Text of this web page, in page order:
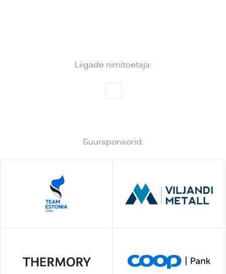
Liigade nimitoetaja:
Suursponsorid: